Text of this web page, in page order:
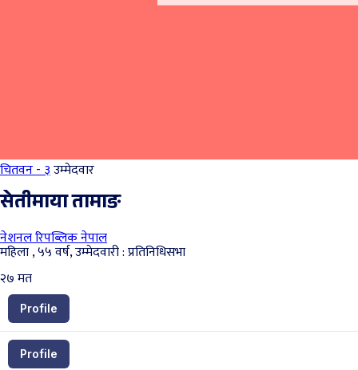
चितवन - ३उम्मेदवार
सेतीमाया तामाङ
नेशनल रिपब्लिक नेपाल
महिला , ५५ वर्ष, उम्मेदवारी : प्रतिनिधिसभा
२७मत
Profile
Profile